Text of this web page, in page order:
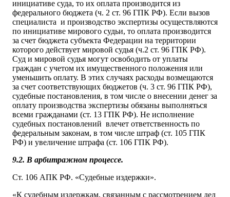
инициативе суда, то их оплата производится из
федерального бюджета (ч. 2 ст. 96 ГПК РФ). Если вызов
специалиста и производство экспертизы осуществляются
по инициативе мирового судьи, то оплата производится
за счет бюджета субъекта Федерации на территории
которого действует мировой судья (ч.2 ст. 96 ГПК РФ).
Суд и мировой судья могут освободить от уплаты
граждан с учетом их имущественного положения или
уменьшить оплату. В этих случаях расходы возмещаются
за счет соответствующих бюджетов (ч. 3 ст. 96 ГПК РФ),
судебные постановления, в том числе о внесении денег за
оплату производства экспертизы обязаны выполняться
всеми гражданами (ст. 13 ГПК РФ). Не исполнение
судебных постановлений влечет ответственность по
федеральным законам, в том числе штраф (ст. 105 ГПК
РФ) и увеличение штрафа (ст. 106 ГПК РФ).
9.2. В арбитражном процессе.
Ст. 106 АПК РФ. «Судебные издержки».
«К судебным издержкам, связанным с рассмотрением дел